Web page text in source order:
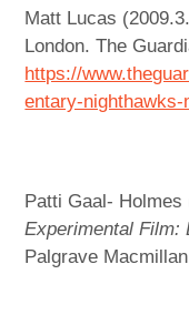
Matt Lucas
London. The
https://
entary-nighthawks-
Patti Gaal-
Experimental Film:
Palgrave